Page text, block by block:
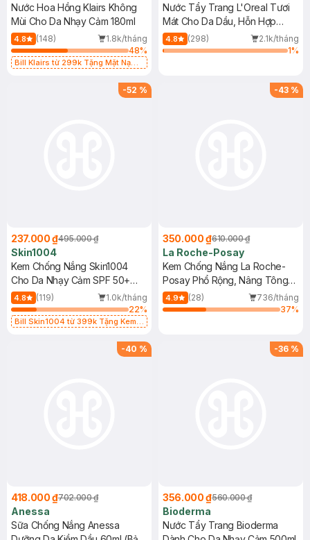
Nước Hoa Hồng Klairs Không
Mùi Cho Da Nhạy Cảm 180ml
4.8 (148)
1.8k/tháng
48%
Bill Klairs từ 299k Tặng Mặt Nạ
Nước Tẩy Trang L'Oreal Tươi
Mát Cho Da Dầu, Hỗn Hợp
400ml
4.8 (298)
2.1k/tháng
1%
-52 %
237.000 ₫495.000 ₫
Skin1004
Kem Chống Nắng Skin1004
Cho Da Nhạy Cảm SPF 50+
50ml
4.8 (119)
1.0k/tháng
22%
Bill Skin1004 từ 399k Tặng Kem
-43 %
350.000 ₫610.000 ₫
La Roche-Posay
Kem Chống Nắng La Roche-
Posay Phổ Rộng, Nâng Tông
Kiềm Dầu 50ml
4.9 (28)
736/tháng
37%
-40 %
418.000 ₫702.000 ₫
Anessa
Sữa Chống Nắng Anessa
-36 %
356.000 ₫560.000 ₫
Bioderma
Nước Tẩy Trang Bioderma